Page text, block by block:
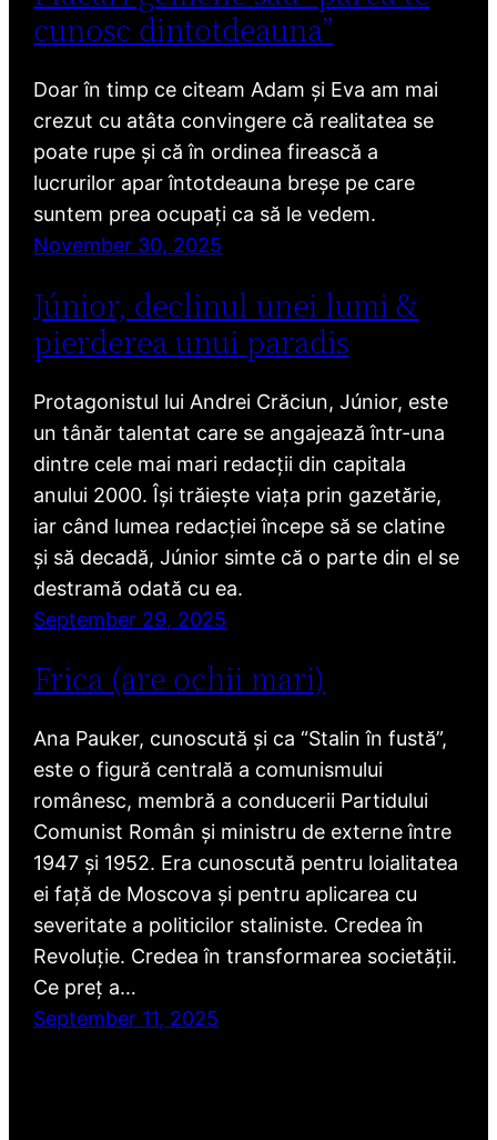
cunosc dintotdeauna”
Doar în timp ce citeam Adam și Eva am mai
crezut cu atâta convingere că realitatea se
poate rupe și că în ordinea firească a
lucrurilor apar întotdeauna breșe pe care
suntem prea ocupați ca să le vedem.
November 30, 2025
Júnior, declinul unei lumi &
pierderea unui paradis
Protagonistul lui Andrei Crăciun, Júnior, este
un tânăr talentat care se angajează într-una
dintre cele mai mari redacții din capitala
anului 2000. Își trăiește viața prin gazetărie,
iar când lumea redacției începe să se clatine
și să decadă, Júnior simte că o parte din el se
destramă odată cu ea.
September 29, 2025
Frica (are ochii mari)
Ana Pauker, cunoscută și ca “Stalin în fustă”,
este o figură centrală a comunismului
românesc, membră a conducerii Partidului
Comunist Român și ministru de externe între
1947 și 1952. Era cunoscută pentru loialitatea
ei față de Moscova și pentru aplicarea cu
severitate a politicilor staliniste. Credea în
Revoluție. Credea în transformarea societății.
Ce preț a…
September 11, 2025